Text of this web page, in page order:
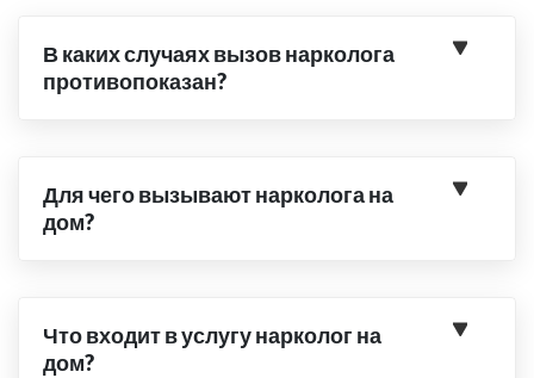
В каких случаях вызов нарколога
противопоказан?
Для чего вызывают нарколога на
дом?
Что входит в услугу нарколог на
дом?